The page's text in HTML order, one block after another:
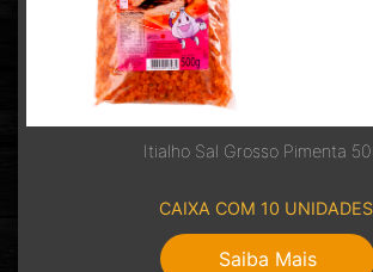
Itialho Sal Grosso Pimenta
CAIXA COM 10
Saiba Mais